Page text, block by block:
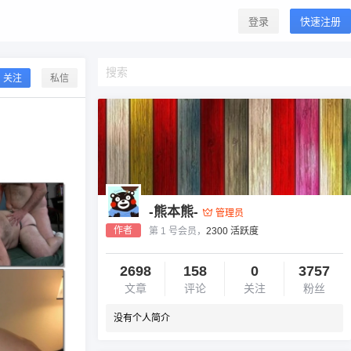
登录 快速注册
关注 私信
作者
-熊本熊-
管理员
第 1 号会员， 2300 活跃度
2698
文章
158
评论
0
关注
3757
粉丝
没有个人简介